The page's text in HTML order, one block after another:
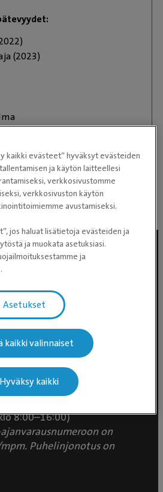
(2023)
00380 Helsinki
8:00–16:00)
on
Puhelinjonotus on
kaikki evästeet” hyväksyt evästeiden
ja käytön laitteellesi
verkkosivustomme
verkkosivuston käytön
avustamiseksi.
jos haluat lisätietoja evästeiden ja
ja muokata asetuksiasi.
ja
Asetukset
kaikki valinnaiset
Hyväksy kaikki